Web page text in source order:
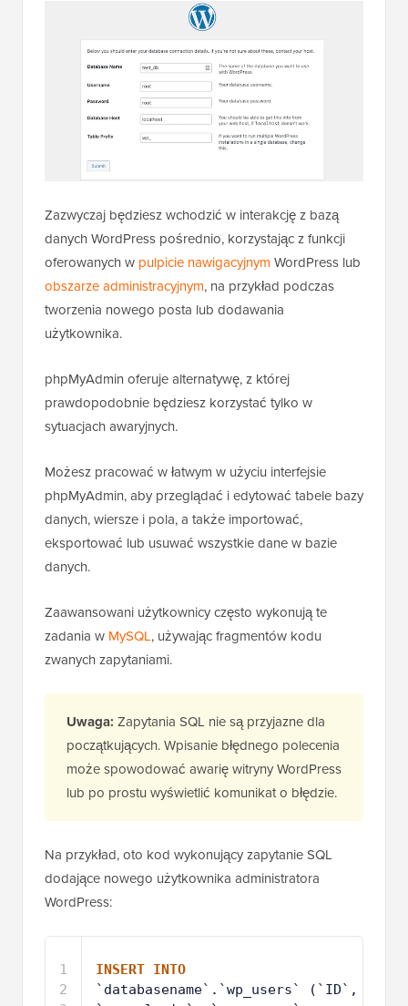
Zazwyczaj będziesz wchodzić w interakcję z bazą
danych WordPress pośrednio, korzystając z funkcji
oferowanych w pulpicie nawigacyjnym WordPress lub
obszarze administracyjnym, na przykład podczas
tworzenia nowego posta lub dodawania
użytkownika.
phpMyAdmin oferuje alternatywę, z której
prawdopodobnie będziesz korzystać tylko w
sytuacjach awaryjnych.
Możesz pracować w łatwym w użyciu interfejsie
phpMyAdmin, aby przeglądać i edytować tabele bazy
danych, wiersze i pola, a także importować,
eksportować lub usuwać wszystkie dane w bazie
danych.
Zaawansowani użytkownicy często wykonują te
zadania w MySQL, używając fragmentów kodu
zwanych zapytaniami.
Uwaga: Zapytania SQL nie są przyjazne dla
początkujących. Wpisanie błędnego polecenia
może spowodować awarię witryny WordPress
lub po prostu wyświetlić komunikat o błędzie.
Na przykład, oto kod wykonujący zapytanie SQL
dodające nowego użytkownika administratora
WordPress:
1 INSERT INTO
`databasename`.`wp_users` (`ID`,